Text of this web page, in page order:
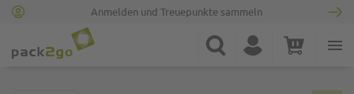
Anmelden und Treuepunkte sammeln
Suche Konto Warenkorb